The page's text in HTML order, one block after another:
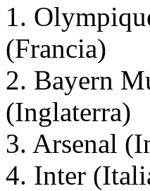
1.
(Francia)
2. Bayern
(Inglaterra)
3. Arsenal
4. Inter